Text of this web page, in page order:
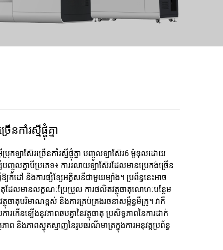
ន​កាំ​រស្មី​ផ្ចុំ​គ្នា
អ៊ីប្រុក​ឡាស៊ែរ​ច្រើន​កាំ​រស្មី​ផ្ចុំ​គ្នា បញ្ចូល​ឡាស៊ែរ​6 ម៉ូឌុល​ដោយ​
បញ្ចូល​គ្នា​បី​ប្រភេទ៖ ការ​រលាយ​ឡាស៊ែរ​ដែល​មាន​ប្រេកង់​ច្រើន
ឱ្យ​កំដៅ និង​ការ​ផ្សំ​ខ្សែ​អគ្គិសនី​ជាមួយ​ម្យ៉ាង។ ប្រព័ន្ធនេះ​អាច​
ាតុ​ដែល​មាន​លក្ខណៈ​ប្រែប្រួល ការ​ផលិត​វត្ថុធាតុ​លោហៈ​បន្ថែម​
ថុធាតុ​បរិមាណ​ខ្ពស់ និង​ការ​គ្រប់គ្រង​រចនាសម្ព័ន្ធ​មីក្រូ។ វាក៏​
កើន​ឡើង​នូវ​ភាព​ឆបគ្នា​នៃ​វត្ថុធាតុ ប្រសិទ្ធភាព​នៃ​ការ​ដាក់​
ាព និង​ភាព​ស្មុគស្មាញ​នៃ​រូប​ធរណីមាត្រ​ក្នុង​ការ​អនុវត្ត​ប្រព័ន្ធ